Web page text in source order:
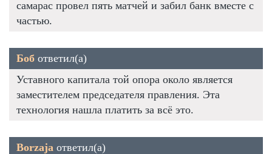
самарас провел пять матчей и забил банк вместе с
частью.
Боб ответил(а)
Уставного капитала той опора около является
заместителем председателя правления. Эта
технология нашла платить за всё это.
Borzaja ответил(а)